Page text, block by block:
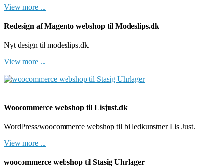
View more ...
Redesign af Magento webshop til Modeslips.dk
Nyt design til modeslips.dk.
View more ...
Woocommerce webshop til Lisjust.dk
WordPress/woocommerce webshop til billedkunstner Lis Just.
View more ...
woocommerce webshop til Stasig Uhrlager